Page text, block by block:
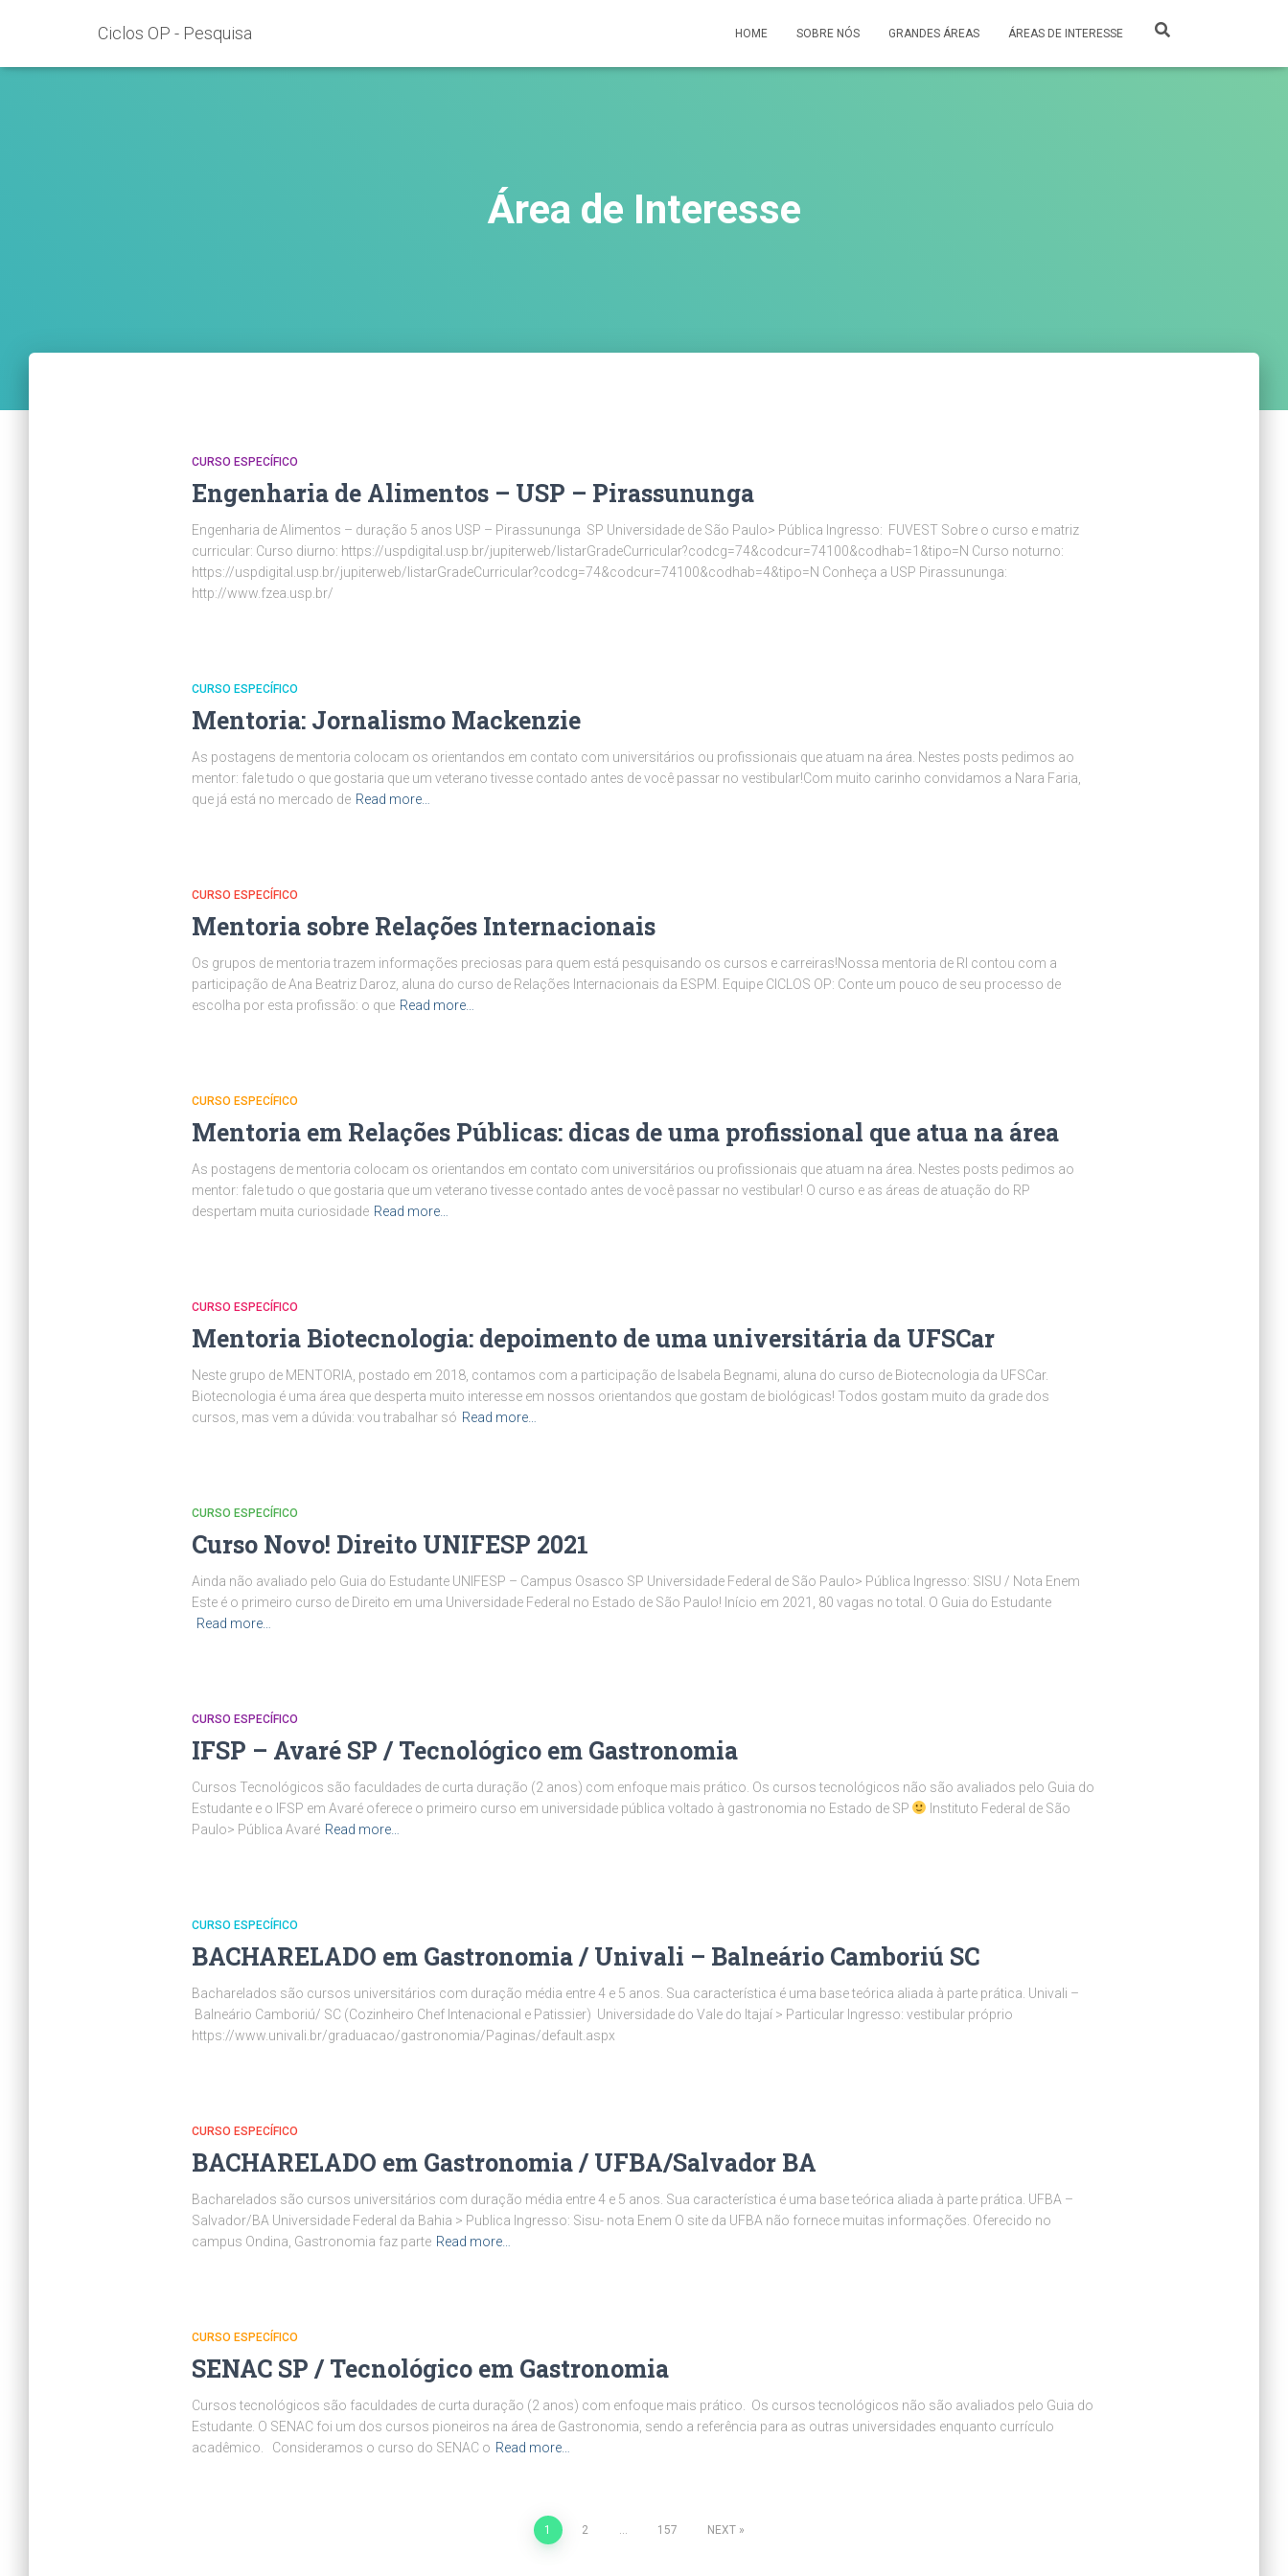
Ciclos OP - Pesquisa HOME SOBRE NÓS GRANDES ÁREAS ÁREAS DE INTERESSE
Área de Interesse
CURSO ESPECÍFICO
Engenharia de Alimentos – USP – Pirassununga
Engenharia de Alimentos – duração 5 anos USP – Pirassununga SP Universidade de São Paulo> Pública Ingresso: FUVEST Sobre o curso e matriz
curricular: Curso diurno: https://uspdigital.usp.br/jupiterweb/listarGradeCurricular?codcg=74&codcur=74100&codhab=1&tipo=N Curso noturno:
https://uspdigital.usp.br/jupiterweb/listarGradeCurricular?codcg=74&codcur=74100&codhab=4&tipo=N Conheça a USP Pirassununga:
http://www.fzea.usp.br/
CURSO ESPECÍFICO
Mentoria: Jornalismo Mackenzie
As postagens de mentoria colocam os orientandos em contato com universitários ou profissionais que atuam na área. Nestes posts pedimos ao
mentor: fale tudo o que gostaria que um veterano tivesse contado antes de você passar no vestibular!Com muito carinho convidamos a Nara Faria,
que já está no mercado de Read more…
CURSO ESPECÍFICO
Mentoria sobre Relações Internacionais
Os grupos de mentoria trazem informações preciosas para quem está pesquisando os cursos e carreiras!Nossa mentoria de RI contou com a
participação de Ana Beatriz Daroz, aluna do curso de Relações Internacionais da ESPM. Equipe CICLOS OP: Conte um pouco de seu processo de
escolha por esta profissão: o que Read more…
CURSO ESPECÍFICO
Mentoria em Relações Públicas: dicas de uma profissional que atua na área
As postagens de mentoria colocam os orientandos em contato com universitários ou profissionais que atuam na área. Nestes posts pedimos ao
mentor: fale tudo o que gostaria que um veterano tivesse contado antes de você passar no vestibular! O curso e as áreas de atuação do RP
despertam muita curiosidade Read more…
CURSO ESPECÍFICO
Mentoria Biotecnologia: depoimento de uma universitária da UFSCar
Neste grupo de MENTORIA, postado em 2018, contamos com a participação de Isabela Begnami, aluna do curso de Biotecnologia da UFSCar.
Biotecnologia é uma área que desperta muito interesse em nossos orientandos que gostam de biológicas! Todos gostam muito da grade dos
cursos, mas vem a dúvida: vou trabalhar só Read more…
CURSO ESPECÍFICO
Curso Novo! Direito UNIFESP 2021
Ainda não avaliado pelo Guia do Estudante UNIFESP – Campus Osasco SP Universidade Federal de São Paulo> Pública Ingresso: SISU / Nota Enem
Este é o primeiro curso de Direito em uma Universidade Federal no Estado de São Paulo! Início em 2021, 80 vagas no total. O Guia do Estudante
Read more…
CURSO ESPECÍFICO
IFSP – Avaré SP / Tecnológico em Gastronomia
Cursos Tecnológicos são faculdades de curta duração (2 anos) com enfoque mais prático. Os cursos tecnológicos não são avaliados pelo Guia do
Estudante e o IFSP em Avaré oferece o primeiro curso em universidade pública voltado à gastronomia no Estado de SP
Instituto Federal de São
Paulo> Pública Avaré Read more…
CURSO ESPECÍFICO
BACHARELADO em Gastronomia / Univali – Balneário Camboriú SC
Bacharelados são cursos universitários com duração média entre 4 e 5 anos. Sua característica é uma base teórica aliada à parte prática. Univali –
Balneário Camboriú/ SC (Cozinheiro Chef Intenacional e Patissier) Universidade do Vale do Itajaí > Particular Ingresso: vestibular próprio
https://www.univali.br/graduacao/gastronomia/Paginas/default.aspx
CURSO ESPECÍFICO
BACHARELADO em Gastronomia / UFBA/Salvador BA
Bacharelados são cursos universitários com duração média entre 4 e 5 anos. Sua característica é uma base teórica aliada à parte prática. UFBA –
Salvador/BA Universidade Federal da Bahia > Publica Ingresso: Sisu- nota Enem O site da UFBA não fornece muitas informações. Oferecido no
campus Ondina, Gastronomia faz parte Read more…
CURSO ESPECÍFICO
SENAC SP / Tecnológico em Gastronomia
Cursos tecnológicos são faculdades de curta duração (2 anos) com enfoque mais prático. Os cursos tecnológicos não são avaliados pelo Guia do
Estudante. O SENAC foi um dos cursos pioneiros na área de Gastronomia, sendo a referência para as outras universidades enquanto currículo
acadêmico. Consideramos o curso do SENAC o Read more…
1 2 … 157 NEXT